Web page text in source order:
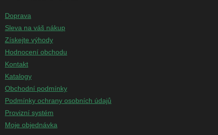
Doprava
Sleva na váš nákup
Získejte výhody
Hodnocení obchodu
Kontakt
Katalogy
Obchodní podmínky
Podmínky ochrany osobních údajů
Provizní systém
Moje objednávka